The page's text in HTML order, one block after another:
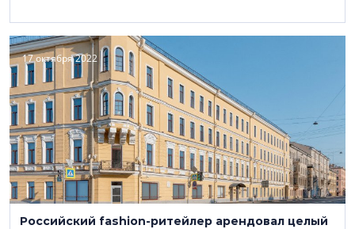
17 октября 2022
Российский fashion-ритейлер арендовал целый